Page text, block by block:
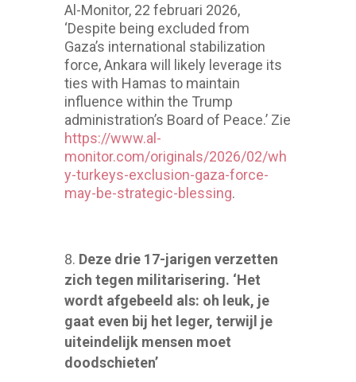
Al-Monitor, 22 februari 2026,
‘Despite being excluded from
Gaza’s international stabilization
force, Ankara will likely leverage its
ties with Hamas to maintain
influence within the Trump
administration’s Board of Peace.’ Zie
https://www.al-
monitor.com/originals/2026/02/wh
y-turkeys-exclusion-gaza-force-
may-be-strategic-blessing.
Deze drie 17-jarigen verzetten
zich tegen militarisering. ‘Het
wordt afgebeeld als: oh leuk, je
gaat even bij het leger, terwijl je
uiteindelijk mensen moet
doodschieten’